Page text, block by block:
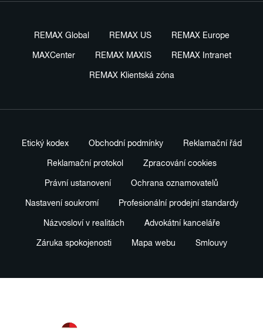
REMAX Global REMAX US REMAX Europe
MAXCenter REMAX MAXIS REMAX Intranet
REMAX Klientská zóna
Etický kodex Obchodní podmínky Reklamační řád
Reklamační protokol Zpracování cookies
Právní ustanovení Ochrana oznamovatelů
Nastavení soukromí Profesionální prodejní standardy
Názvosloví v realitách Advokátní kanceláře
Záruka spokojenosti Mapa webu Smlouvy